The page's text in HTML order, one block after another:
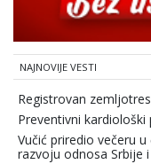
NAJNOVIJE VESTI
Registrovan
Preventivni kardiološki
Vučić priredio večeru
razvoju odnosa Srbije